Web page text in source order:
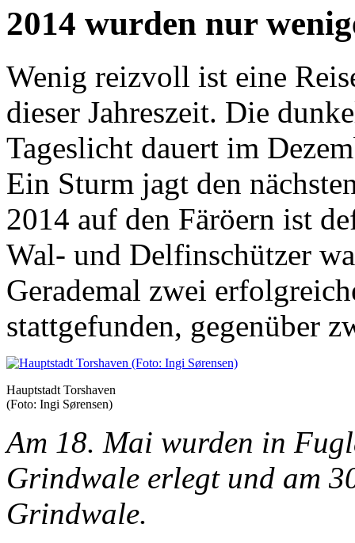
2014 wurden nur
Wenig reizvoll ist eine
dieser Jahreszeit. Die
Tageslicht dauert im
Ein Sturm jagt den
2014 auf den Färöern ist
Wal- und Delfinschützer
Gerademal zwei
stattgefunden, gegenüber
Hauptstadt Torshaven
(Foto: Ingi Sørensen)
Am 18. Mai wurden in
Grindwale erlegt und am
Grindwale.